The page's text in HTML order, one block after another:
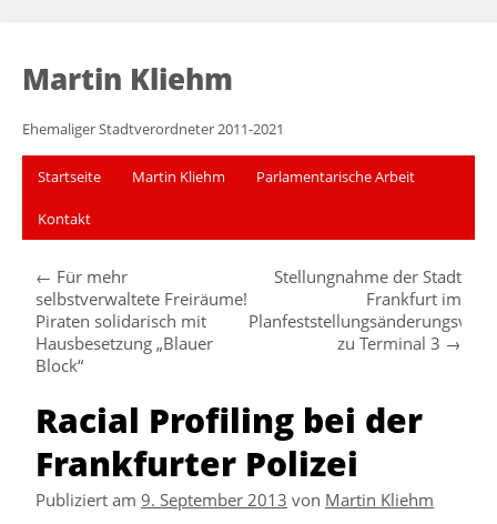
Martin Kliehm
Ehemaliger Stadtverordneter 2011-2021
Startseite Martin Kliehm Parlamentarische Arbeit
Kontakt
← Für mehr
selbstverwaltete Freiräume!
Piraten solidarisch mit
Hausbesetzung „Blauer
Block“
Stellungnahme der Stadt
Frankfurt im
zu Terminal 3 →
Racial Profiling bei der
Frankfurter Polizei
Publiziert am 9. September 2013 von Martin Kliehm